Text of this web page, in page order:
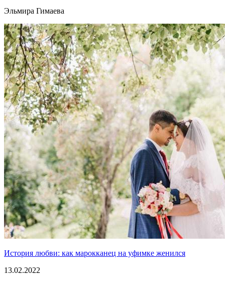
Эльмира Гимаева
История любви: как марокканец на уфимке женился
13.02.2022